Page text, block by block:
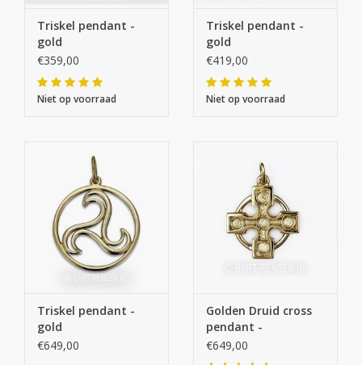
Triskel pendant -
gold
€359,00
Niet op voorraad
Triskel pendant -
gold
€419,00
Niet op voorraad
Triskel pendant -
gold
€649,00
Golden Druid cross
pendant -
€649,00